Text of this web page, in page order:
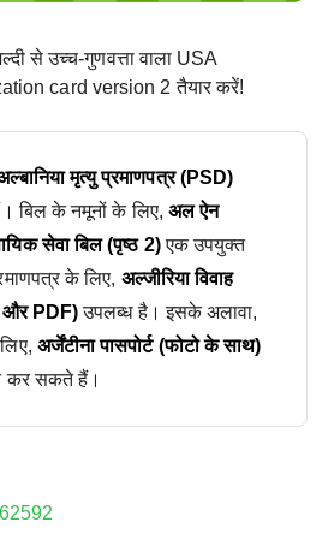
से उच्च-गुणवत्ता वाला USA
card version 2 तैयार करें!
मृत्यु प्रमाणपत्र (PSD)
बिल के नमूनों के लिए, अल ऐन
सेवा बिल (पृष्ठ 2)एक उपयुक्त
के लिए, अल्जीरिया विवाह
और PDF)उपलब्ध है। इसके अलावा,
अर्जेंटीना पासपोर्ट (फोटो के साथ)
कर सकते हैं।